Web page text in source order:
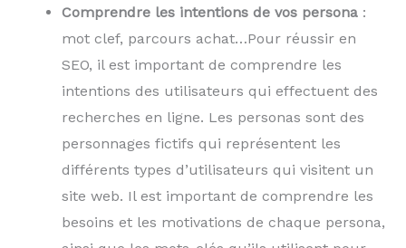
Comprendre les intentions de vos persona :
mot clef, parcours achat…Pour réussir en
SEO, il est important de comprendre les
intentions des utilisateurs qui effectuent des
recherches en ligne. Les personas sont des
personnages fictifs qui représentent les
différents types d’utilisateurs qui visitent un
site web. Il est important de comprendre les
besoins et les motivations de chaque persona,